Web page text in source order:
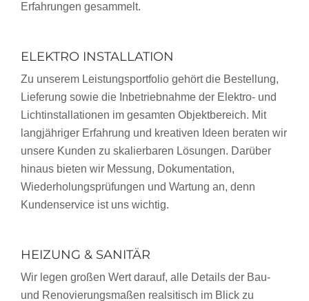
Erfahrungen gesammelt.
ELEKTRO INSTALLATION
Zu unserem Leistungsportfolio gehört die Bestellung,
Lieferung sowie die Inbetriebnahme der Elektro- und
Lichtinstallationen im gesamten Objektbereich. Mit
langjähriger Erfahrung und kreativen Ideen beraten wir
unsere Kunden zu skalierbaren Lösungen. Darüber
hinaus bieten wir Messung, Dokumentation,
Wiederholungsprüfungen und Wartung an, denn
Kundenservice ist uns wichtig.
HEIZUNG & SANITÄR
Wir legen großen Wert darauf, alle Details der Bau-
und Renovierungsmaßen realsitisch im Blick zu